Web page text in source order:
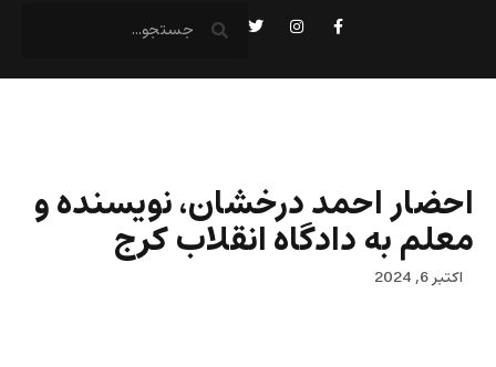
احضار احمد درخشان، نویسنده و
معلم به دادگاه انقلاب کرج
اکتبر 6, 2024